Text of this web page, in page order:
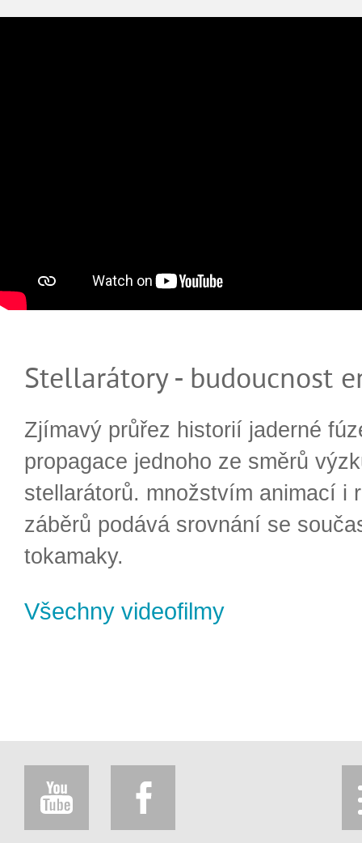
Stellarátory - budoucnost
Zjímavý průřez historií jaderné
propagace jednoho ze směrů
stellarátorů. množstvím animací i
záběrů podává srovnání se
tokamaky.
Všechny videofilmy